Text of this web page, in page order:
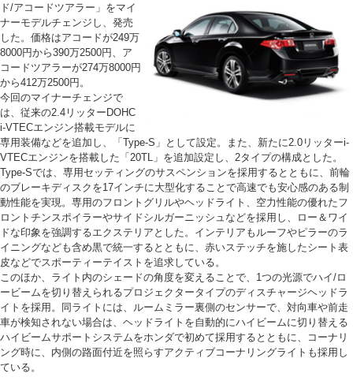
ド/アコードツアラー」をマイ
ナーモデルチェンジし、発売
した。価格はアコードが249万
8000円から390万2500円、ア
コードツアラーが274万8000円
から412万2500円。
今回のマイナーチェンジで
は、従来の2.4リッターDOHC
i-VTECエンジン搭載モデルに
専用装備などを追加し、「Type-S」として設定。また、新たに2.0リッターi-
VTECエンジンを搭載した「20TL」を追加設定し、2タイプの構成とした。
Type-Sでは、専用セッティングのサスペンションを採用するとともに、前輪
のブレーキディスクを17インチに大型化することで高速でも安心感のある制
動性能を実現。専用のフロントグリルやヘッドライト、空力性能の優れたフ
ロントチンスポイラーやサイドシルガーニッシュなどを採用し、ロー＆ワイ
ドな印象を強調するエクステリアとした。インテリアもルーフやピラーのラ
イニングなども含め黒で統一するとともに、赤いステッチを施したシート表
皮などでスポーティーテイストを追求している。
このほか、ライト内のシェードの角度を変えることで、1つの光源でハイ/ロ
ービームを切り替えられるプロジェクタータイプのディスチャージヘッドラ
イトを採用。同ライトには、ルームミラー裏側のセンサーで、対向車や前走
車が検知されない場合は、ヘッドライトを自動的にハイビームに切り替える
ハイビームサポートシステムをホンダで初めて採用するとともに、コーナリ
ング時に、内側の路面付近を照らすアクティブコーナリングライトも採用し
ている。